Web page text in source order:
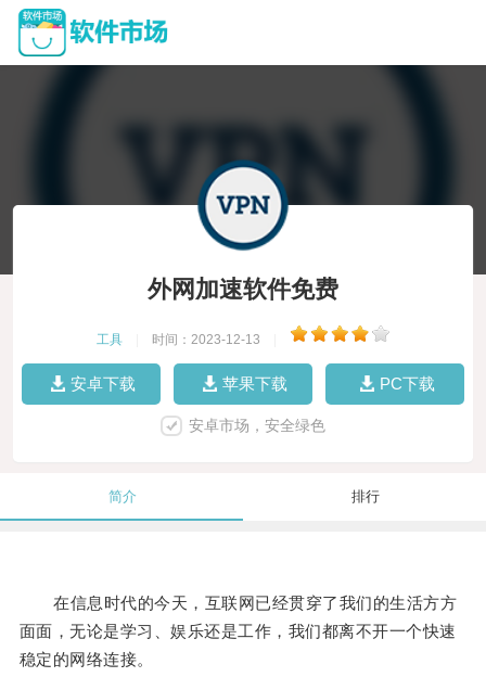
外网加速软件免费
工具 时间：2023-12-13
安卓下载 苹果下载 PC下载
安卓市场，安全绿色
简介 排行
在信息时代的今天，互联网已经贯穿了我们的生活方方
面面，无论是学习、娱乐还是工作，我们都离不开一个快速
稳定的网络连接。